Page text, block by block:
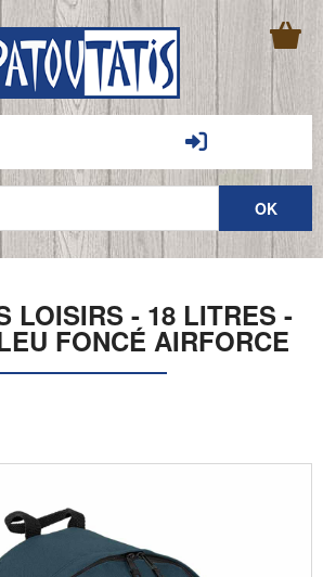
LOISIRS - 18 LITRES -
FONCÉ AIRFORCE